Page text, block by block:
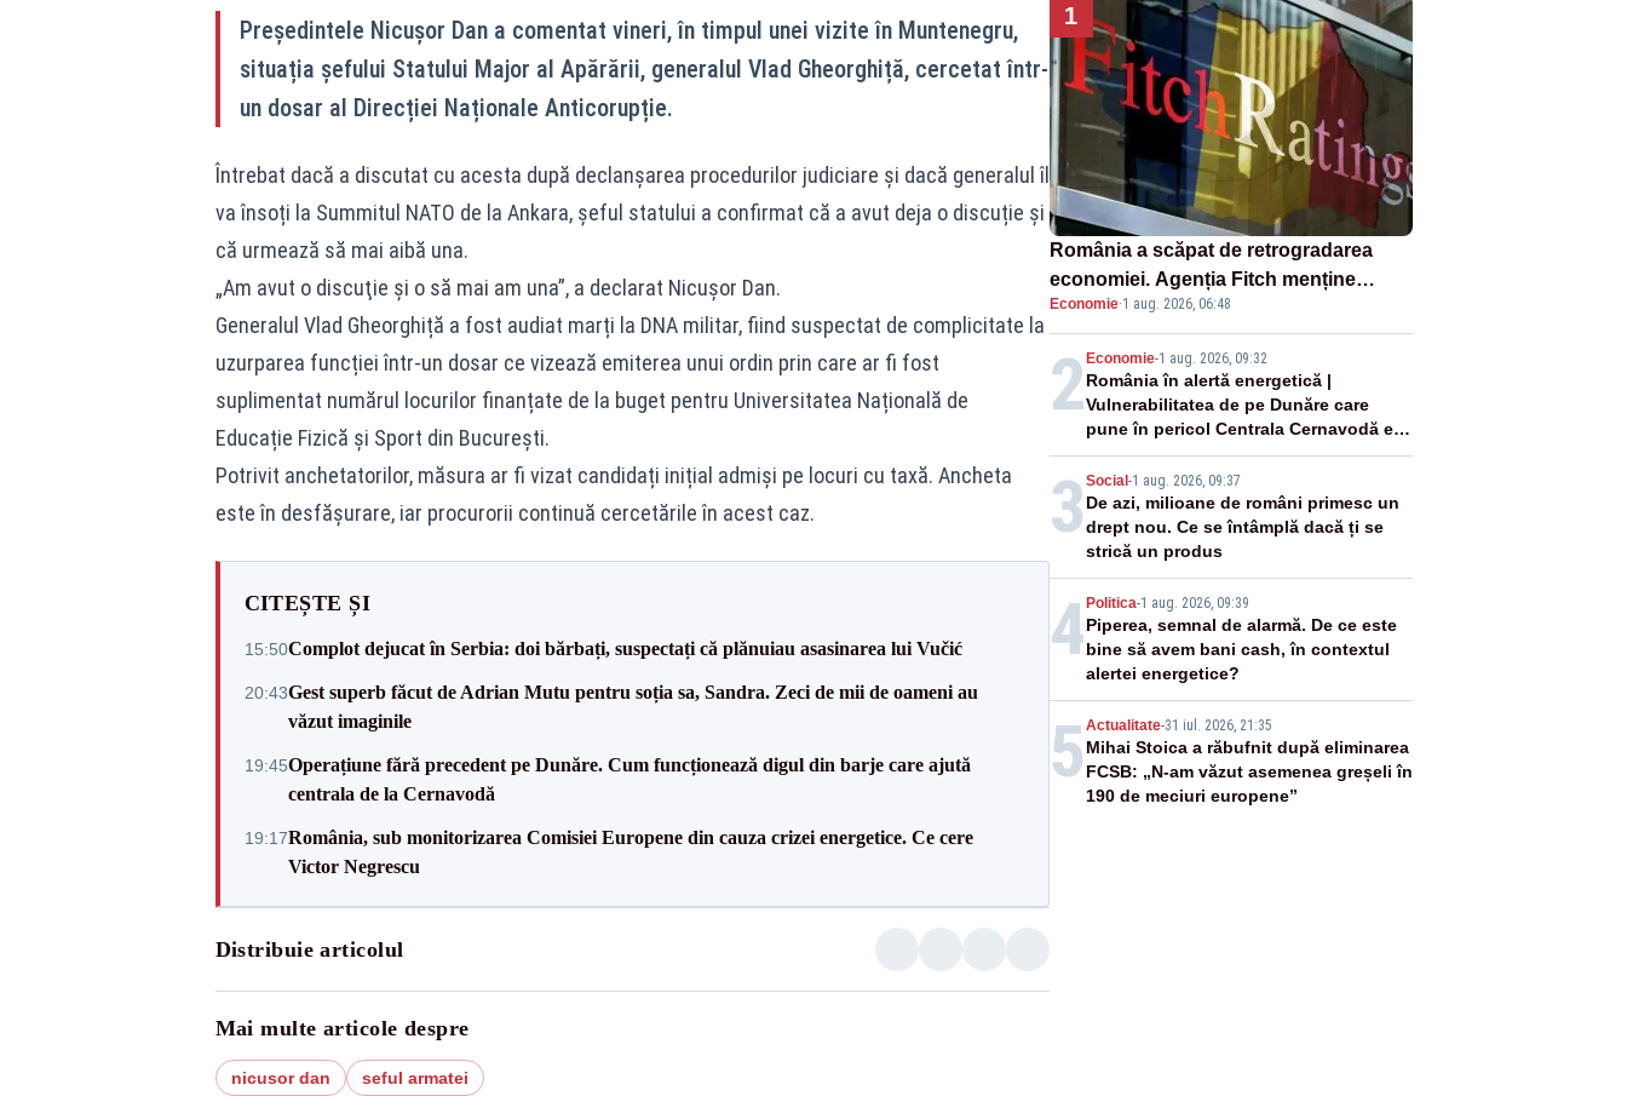
Președintele Nicușor Dan a comentat vineri, în timpul unei vizite în Muntenegru,
situația șefului Statului Major al Apărării, generalul Vlad Gheorghiță, cercetat într-
un dosar al Direcției Naționale Anticorupție.
Întrebat dacă a discutat cu acesta după declanșarea procedurilor judiciare și dacă generalul îl
va însoți la Summitul NATO de la Ankara, șeful statului a confirmat că a avut deja o discuție și
că urmează să mai aibă una.
„Am avut o discuţie şi o să mai am una”, a declarat Nicușor Dan.
Generalul Vlad Gheorghiță a fost audiat marți la DNA militar, fiind suspectat de complicitate la
uzurparea funcției într-un dosar ce vizează emiterea unui ordin prin care ar fi fost
suplimentat numărul locurilor finanțate de la buget pentru Universitatea Națională de
Educație Fizică și Sport din București.
Potrivit anchetatorilor, măsura ar fi vizat candidați inițial admiși pe locuri cu taxă. Ancheta
este în desfășurare, iar procurorii continuă cercetările în acest caz.
CITEȘTE ȘI
15:50Complot dejucat în Serbia: doi bărbați, suspectați că plănuiau asasinarea lui Vučić
20:43Gest superb făcut de Adrian Mutu pentru soția sa, Sandra. Zeci de mii de oameni au
văzut imaginile
19:45Operațiune fără precedent pe Dunăre. Cum funcționează digul din barje care ajută
centrala de la Cernavodă
19:17România, sub monitorizarea Comisiei Europene din cauza crizei energetice. Ce cere
Victor Negrescu
Distribuie articolul
Mai multe articole despre
nicusor dan seful armatei
1
România a scăpat de retrogradarea
economiei. Agenția Fitch menține
ratingul „BBB-” cu perspectivă
negativă
Economie·1 aug. 2026, 06:48
2 Economie-1 aug. 2026, 09:32
România în alertă energetică |
Vulnerabilitatea de pe Dunăre care
pune în pericol Centrala Cernavodă era
cunoscută de pe vremea lui Ceaușescu
3 Social -1 aug. 2026, 09:37
De azi, milioane de români primesc un
drept nou. Ce se întâmplă dacă ți se
strică un produs
4 Politica-1 aug. 2026, 09:39
Piperea, semnal de alarmă. De ce este
bine să avem bani cash, în contextul
alertei energetice?
5 Actualitate-31 iul. 2026, 21:35
Mihai Stoica a răbufnit după eliminarea
FCSB: „N-am văzut asemenea greșeli în
190 de meciuri europene”